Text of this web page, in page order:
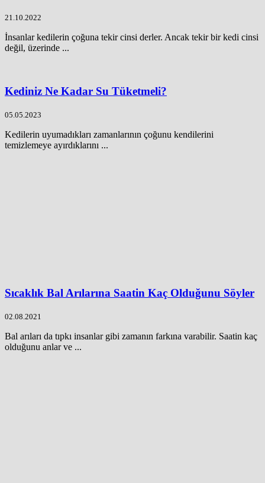
21.10.2022
İnsanlar kedilerin çoğuna tekir cinsi derler. Ancak tekir bir kedi cinsi
değil, üzerinde ...
Kediniz Ne Kadar Su Tüketmeli?
05.05.2023
Kedilerin uyumadıkları zamanlarının çoğunu kendilerini
temizlemeye ayırdıklarını ...
Sıcaklık Bal Arılarına Saatin Kaç Olduğunu Söyler
02.08.2021
Bal arıları da tıpkı insanlar gibi zamanın farkına varabilir. Saatin kaç
olduğunu anlar ve ...